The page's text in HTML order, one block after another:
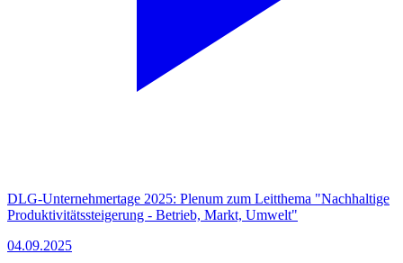
DLG-Unternehmertage 2025: Plenum zum Leitthema "Nachhaltige
Produktivitätssteigerung - Betrieb, Markt, Umwelt"
04.09.2025